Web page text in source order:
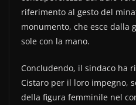
riferimento al gesto del
monumento, che esce dalla
sole con la mano.
Concludendo, il sindaco ha
Cistaro per il loro impegno,
della figura femminile nel